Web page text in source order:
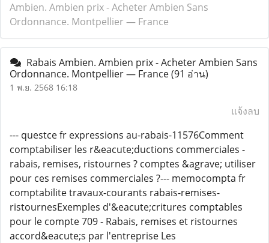
Ambien. Ambien prix - Acheter Ambien Sans
Ordonnance. Montpellier — France
Rabais Ambien. Ambien prix - Acheter Ambien Sans
Ordonnance. Montpellier — France(91 อ่าน)
1 พ.ย. 2568 16:18
แจ้งลบ
--- questce fr expressions au-rabais-11576Comment
comptabiliser les r&eacute;ductions commerciales -
rabais, remises, ristournes ? comptes &agrave; utiliser
pour ces remises commerciales ?--- memocompta fr
comptabilite travaux-courants rabais-remises-
ristournesExemples d'&eacute;critures comptables
pour le compte 709 - Rabais, remises et ristournes
accord&eacute;s par l'entreprise Les